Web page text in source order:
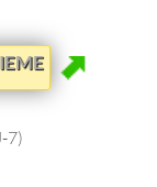
IEME
7)